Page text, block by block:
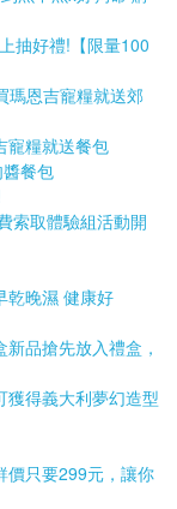
抽好禮!【限量100
瑪恩吉寵糧就送郊
寵糧就送餐包
餐包
索取體驗組活動開
乾晚濕 健康好
品搶先放入禮盒，
獲得義大利夢幻造型
價只要299元，讓你